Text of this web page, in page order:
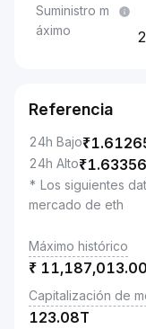
Suministro m
áximo
Referencia
24h Bajo₹
24h Alto₹
* Los siguientes
mercado de eth
Máximo histórico
₹ 11,187,013.00
Capitalización de
123.08T